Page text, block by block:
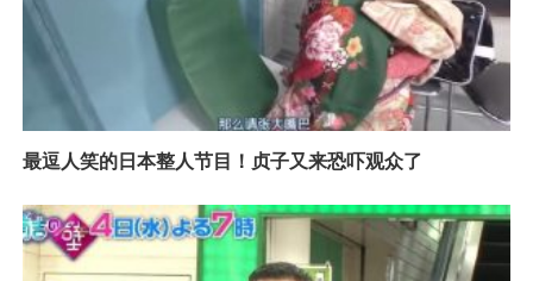
最逗人笑的日本整人节目！贞子又来恐吓观众了